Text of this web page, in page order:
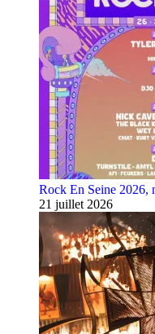
Rock En Seine 2026,
21 juillet 2026